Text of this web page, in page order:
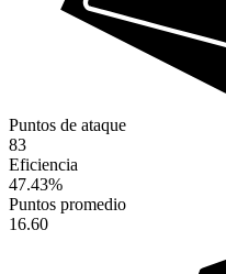
Puntos de ataque
83
Eficiencia
47.43%
Puntos promedio
16.60